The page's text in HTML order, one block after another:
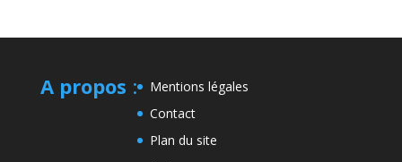
A propos :
Mentions légales
Contact
Plan du site